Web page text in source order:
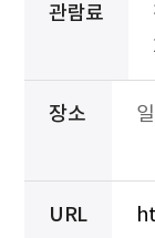
관람료
장소
URL